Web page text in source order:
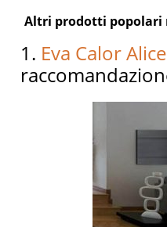
Altri prodotti popolari
1. Eva Calor Alice